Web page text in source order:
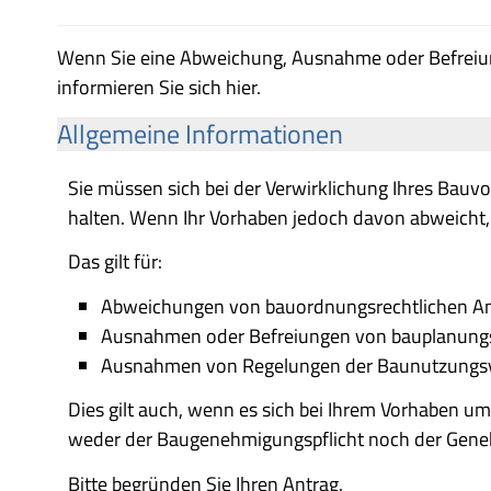
Wenn Sie eine Abweichung, Ausnahme oder
informieren Sie sich hier.
Allgemeine Informationen
Sie müssen sich bei der Verwirklichung Ihres
halten. Wenn Ihr Vorhaben jedoch davon
Das gilt für:
Abweichungen von bauordnungsrechtlichen
Ausnahmen oder Befreiungen von
Ausnahmen von Regelungen der
Dies gilt auch, wenn es sich bei Ihrem Vorhaben
weder der Baugenehmigungspflicht noch der
Bitte begründen Sie Ihren Antrag.